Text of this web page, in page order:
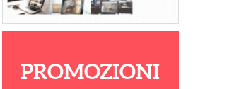
PROMOZIONI